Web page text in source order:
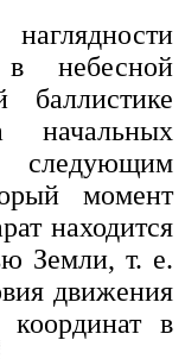
в небесной
баллистике
начальных
следующим
момент
находится
Земли, т. е.
движения
координат в